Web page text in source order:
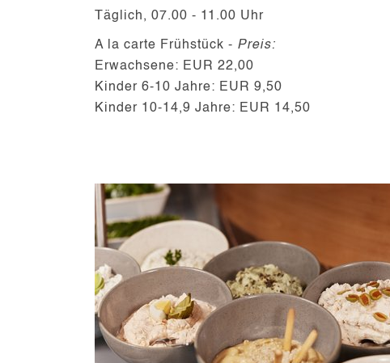
Täglich, 07.00 - 11.00 Uhr
A la carte Frühstück - Preis:
Erwachsene: EUR 22,00
Kinder 6-10 Jahre: EUR 9,50
Kinder 10-14,9 Jahre: EUR 14,50